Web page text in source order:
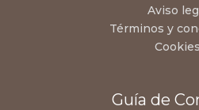
Aviso
Términos y
Cookies
Guía de